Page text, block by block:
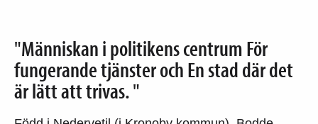
"Människan i politikens centrum För
fungerande tjänster och En stad där det
är lätt att trivas. "